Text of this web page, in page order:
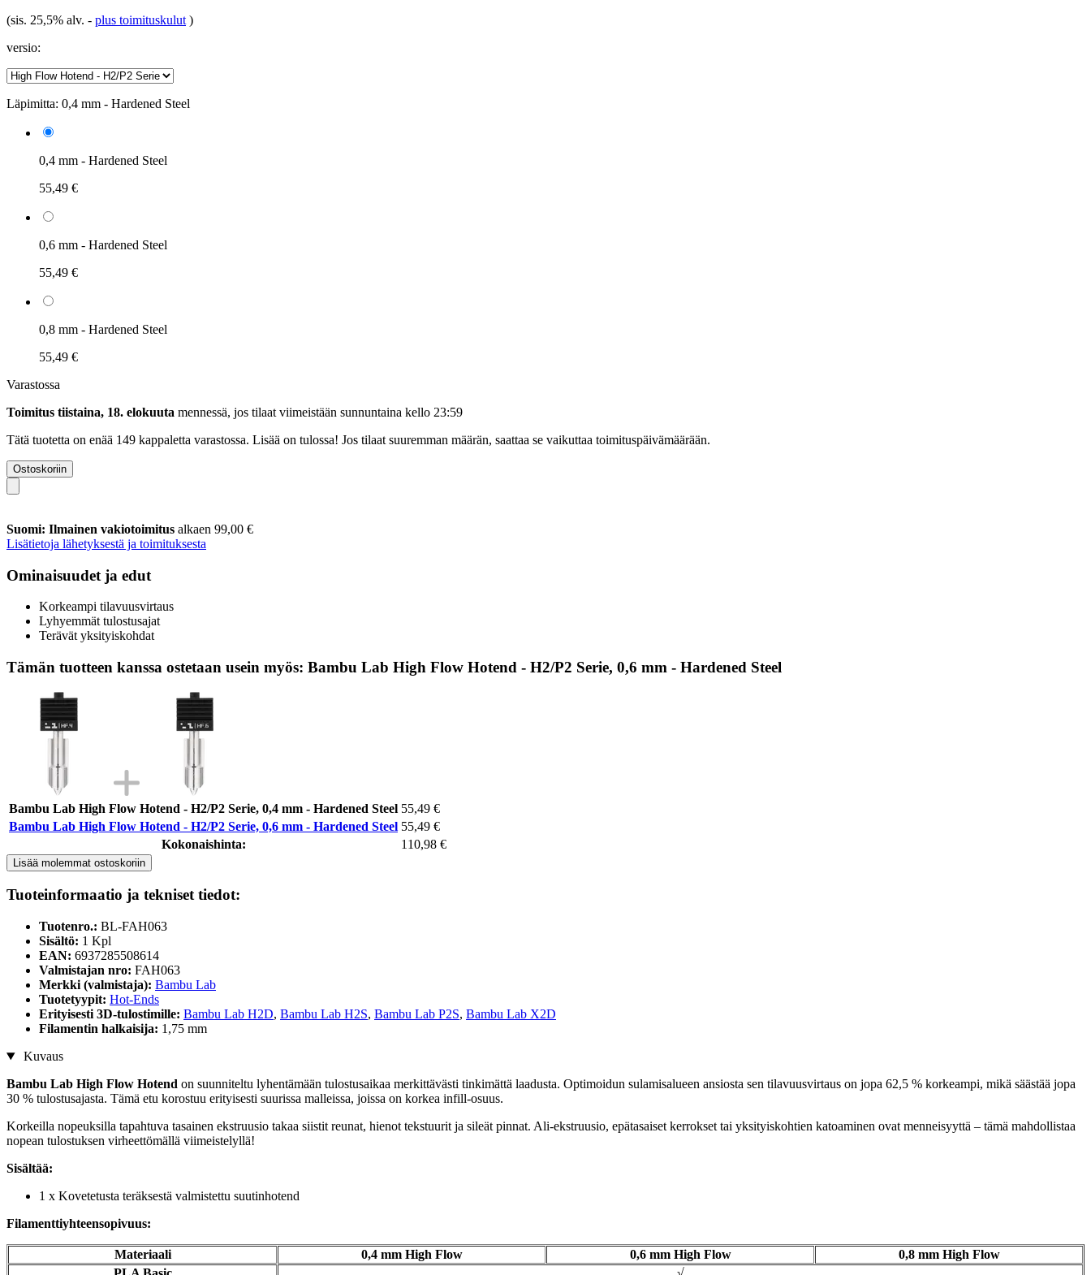
(sis. 25,5% alv. - plus toimituskulut )
versio:
Läpimitta: 0,4 mm - Hardened Steel
0,4 mm - Hardened Steel
55,49 €
0,6 mm - Hardened Steel
55,49 €
0,8 mm - Hardened Steel
55,49 €
Varastossa
Toimitus tiistaina, 18. elokuuta mennessä, jos tilaat viimeistään sunnuntaina kello 23:59
Tätä tuotetta on enää 149 kappaletta varastossa. Lisää on tulossa! Jos tilaat suuremman määrän, saattaa se vaikuttaa toimituspäivämäärään.
Ostoskoriin
Suomi: Ilmainen vakiotoimitus alkaen 99,00 €
Lisätietoja lähetyksestä ja toimituksesta
Ominaisuudet ja edut
Korkeampi tilavuusvirtaus
Lyhyemmät tulostusajat
Terävät yksityiskohdat
Tämän tuotteen kanssa ostetaan usein myös: Bambu Lab High Flow Hotend - H2/P2 Serie, 0,6 mm - Hardened Steel
Bambu Lab High Flow Hotend - H2/P2 Serie, 0,4 mm - Hardened Steel 55,49 €
Bambu Lab High Flow Hotend - H2/P2 Serie, 0,6 mm - Hardened Steel 55,49 €
Kokonaishinta:
110,98 €
Lisää molemmat ostoskoriin
Tuoteinformaatio ja tekniset tiedot:
Tuotenro.: BL-FAH063
Sisältö: 1 Kpl
EAN: 6937285508614
Valmistajan nro: FAH063
Merkki (valmistaja): Bambu Lab
Tuotetyypit: Hot-Ends
Erityisesti 3D-tulostimille: Bambu Lab H2D, Bambu Lab H2S, Bambu Lab P2S, Bambu Lab X2D
Filamentin halkaisija: 1,75 mm
Kuvaus
Bambu Lab High Flow Hotend on suunniteltu lyhentämään tulostusaikaa merkittävästi tinkimättä laadusta. Optimoidun sulamisalueen ansiosta sen tilavuusvirtaus on jopa 62,5 % korkeampi, mikä säästää jopa
30 % tulostusajasta. Tämä etu korostuu erityisesti suurissa malleissa, joissa on korkea infill-osuus.
Korkeilla nopeuksilla tapahtuva tasainen ekstruusio takaa siistit reunat, hienot tekstuurit ja sileät pinnat. Ali-ekstruusio, epätasaiset kerrokset tai yksityiskohtien katoaminen ovat menneisyyttä – tämä mahdollistaa
nopean tulostuksen virheettömällä viimeistelyllä!
Sisältää:
1 x Kovetetusta teräksestä valmistettu suutinhotend
Filamenttiyhteensopivuus:
Materiaali 0,4 mm High Flow 0,6 mm High Flow
0,8 mm High Flow